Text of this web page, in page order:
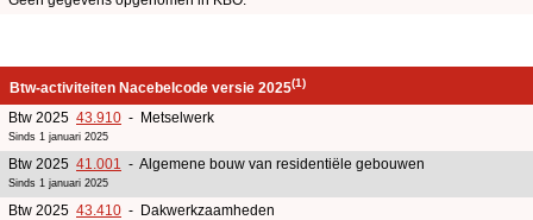
Btw-activiteiten Nacebelcode versie 2025(1)
Btw 2025 43.910 - Metselwerk
Sinds 1 januari 2025
Btw 2025 41.001 - Algemene bouw van residentiële gebouwen
Sinds 1 januari 2025
Btw 2025 43.410 - Dakwerkzaamheden